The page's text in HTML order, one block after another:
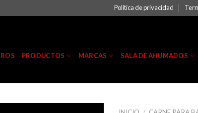
Política de privacidad
PRODUCTOS MARCAS SALA DE AHUMADOS